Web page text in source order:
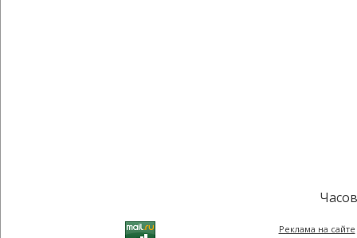
Реклама на сайте